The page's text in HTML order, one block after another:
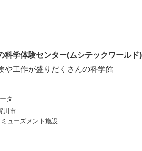
科学体験センター(ムシテックワールド)
や工作が盛りだくさんの科学館
タ
川市
ューズメント施設